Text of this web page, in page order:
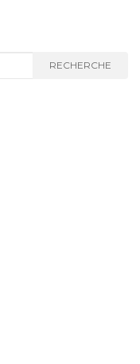
RECHERCHE